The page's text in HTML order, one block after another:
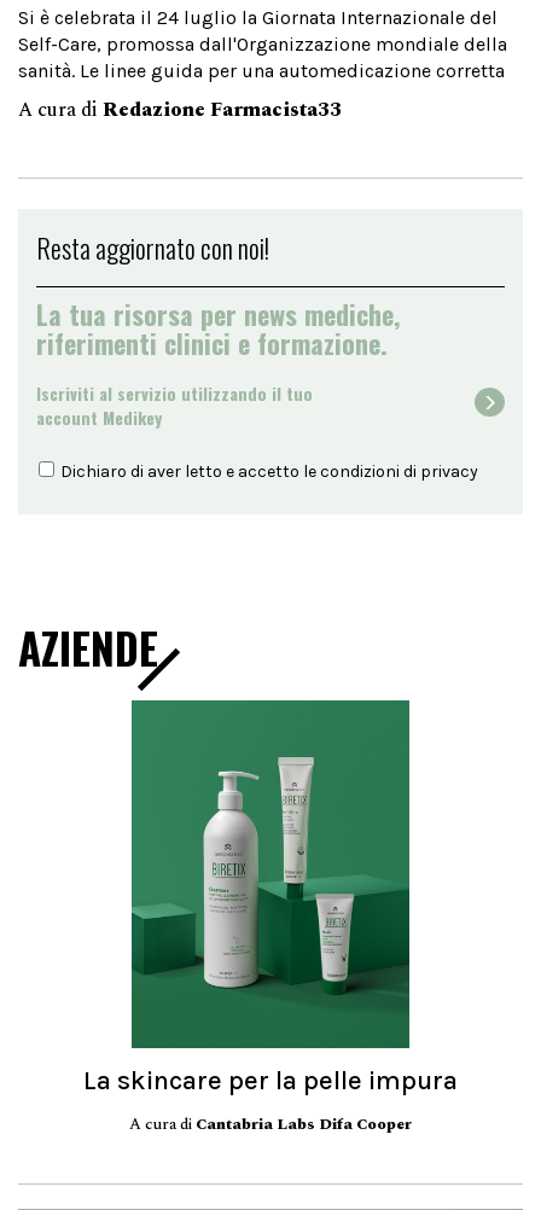
Si è celebrata il 24 luglio la Giornata Internazionale del
Self-Care, promossa dall'Organizzazione mondiale della
sanità. Le linee guida per una automedicazione corretta
A cura di Redazione Farmacista33
Resta aggiornato con noi!
La tua risorsa per news mediche,
riferimenti clinici e formazione.
Iscriviti al servizio utilizzando il tuo
account Medikey
Dichiaro di aver letto e accetto le condizioni di privacy
AZIENDE
La skincare per la pelle impura
A cura di Cantabria Labs Difa Cooper